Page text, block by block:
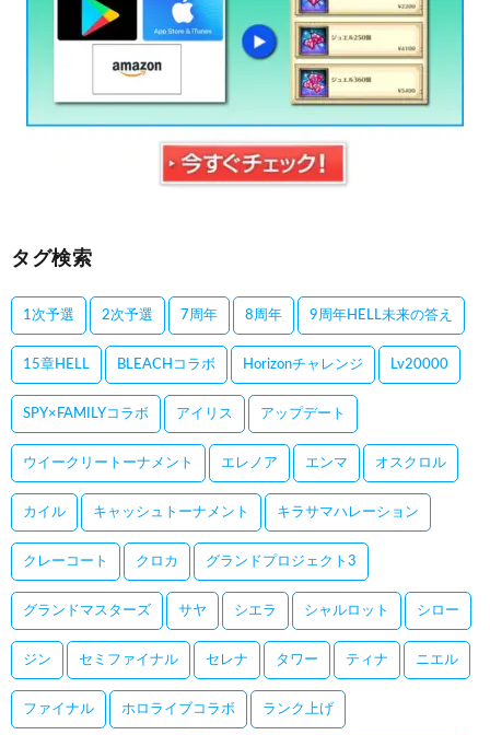
タグ検索
1次予選 2次予選 7周年 8周年 9周年HELL未来の答え
15章HELL BLEACHコラボ Horizonチャレンジ Lv20000
SPY×FAMILYコラボ アイリス アップデート
ウイークリートーナメント エレノア エンマ オスクロル
カイル キャッシュトーナメント キラサマハレーション
クレーコート クロカ グランドプロジェクト3
グランドマスターズ サヤ シエラ シャルロット シロー
ジン セミファイナル セレナ タワー ティナ ニエル
ファイナル ホロライブコラボ ランク上げ